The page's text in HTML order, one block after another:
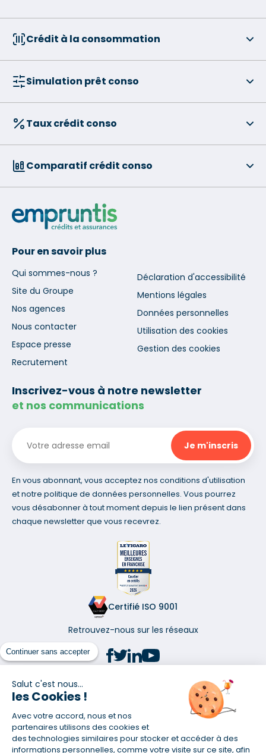
Continuer sans accepter
Salut c'est nous...
les Cookies !
Avec votre accord, nous et nos
partenaires utilisons des cookies et
des technologies similaires pour stocker et accéder à des
informations personnelles, comme votre visite sur ce site, afin
Crédit à la consommation
Simulation prêt conso
Taux crédit conso
Comparatif crédit conso
Pour en savoir plus
Qui sommes-nous ?
Site du Groupe
Nos agences
Nous contacter
Espace presse
Recrutement
Déclaration d'accessibilité
Mentions légales
Données personnelles
Utilisation des cookies
Gestion des cookies
Inscrivez-vous à notre newsletter
et nos communications
En vous abonnant, vous acceptez nos conditions d'utilisation
et notre politique de données personnelles. Vous pourrez
vous désabonner à tout moment depuis le lien présent dans
chaque newsletter que vous recevrez.
Certifié ISO 9001
Retrouvez-nous sur les réseaux
(1) Taux fixe national hors assurance et selon votre profil
(2) Économie de 65 % pour l'assurance d'un prêt amortissable de 330
457,23 € à 0,90 % sur 19,5 ans, accordé à un salarié non cadre assuré à
100 % (décès, PTIA, IPP, ITT, IPP) âgé de 36 ans fumeur et une personne
salariée non cadre assurée à 100 % (décès, PTIA, IPP, ITT, IPP) âgée de 35